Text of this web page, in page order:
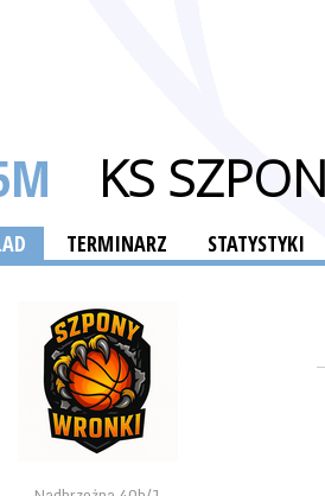
KS
TERMINARZ STATYSTYKI